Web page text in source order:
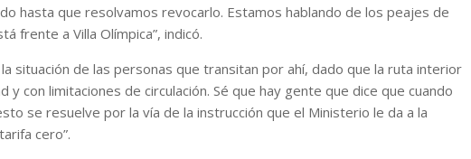
hasta que resolvamos revocarlo. Estamos hablando de los peajes de
frente a Villa Olímpica”, indicó.
situación de las personas que transitan por ahí, dado que la ruta interior
con limitaciones de circulación. Sé que hay gente que dice que cuando
se resuelve por la vía de la instrucción que el Ministerio le da a la
cero”.